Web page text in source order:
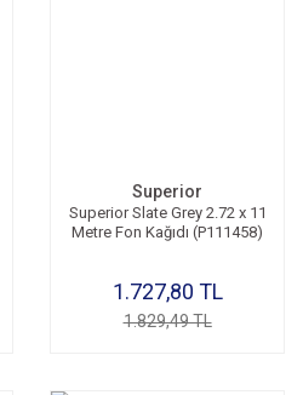
Superior
Superior Slate Grey 2.72 x 11
Metre Fon Kağıdı (P111458)
1.727,80 TL
1.829,49 TL